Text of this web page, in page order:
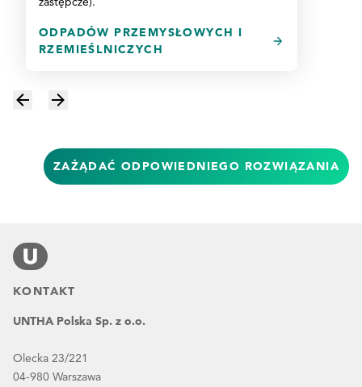
ODPADÓW PRZEMYSŁOWYCH I
RZEMIEŚLNICZYCH
ZAŻĄDAĆ ODPOWIEDNIEGO ROZWIĄZANIA
KONTAKT
UNTHA Polska Sp. z o.o.
Olecka 23/221
04-980 Warszawa